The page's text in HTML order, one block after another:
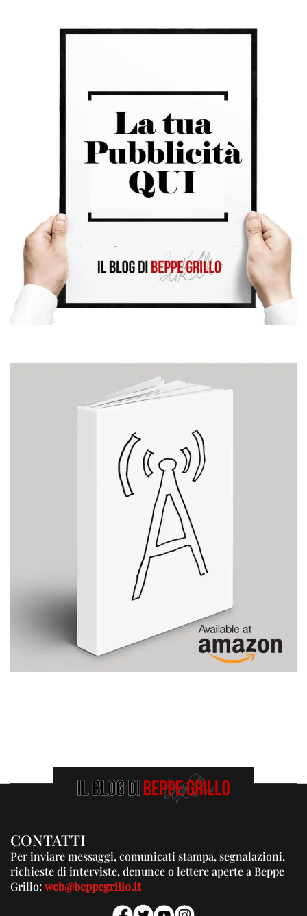
CONTATTI
Per inviare messaggi, comunicati stampa, segnalazioni,
richieste di interviste, denunce o lettere aperte a Beppe
Grillo:web@beppegrillo.it